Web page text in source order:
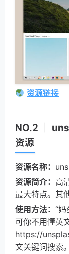
资源链接
NO.2 ｜
资源
资源名称：
资源简介： 高
最大特点。其
使用方法： “
可你不用懂英
https://
文关键词搜索